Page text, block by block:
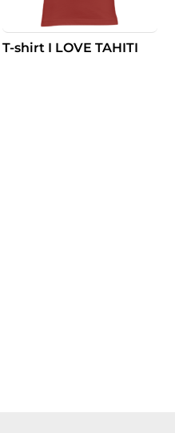
T-shirt I LOVE TAHITI